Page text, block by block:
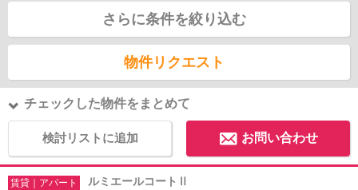
さらに条件を絞り込む
物件リクエスト
チェックした物件をまとめて
検討リストに追加 お問い合わせ
賃貸｜アパート ルミエールコートⅡ